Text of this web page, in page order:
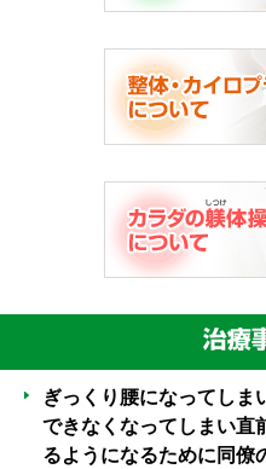
ぎっくり腰になってしま
できなくなってしまい直
るようになるために同僚